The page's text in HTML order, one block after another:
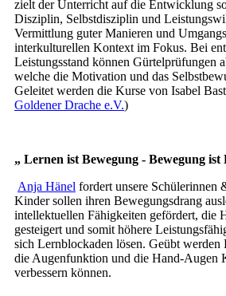
zielt der Unterricht auf die Entwicklung
Disziplin, Selbstdisziplin und
Vermittlung guter Manieren und
interkulturellen Kontext im Fokus. Bei
Leistungsstand können Gürtelprüfungen
welche die Motivation und das
Geleitet werden die Kurse von Isabel
Goldener Drache e.V.)
„ Lernen ist Bewegung - Bewegung ist
Anja Hänel fordert unsere Schülerinnen
Kinder sollen ihren Bewegungsdrang
intellektuellen Fähigkeiten gefördert, die
gesteigert und somit höhere
sich Lernblockaden lösen. Geübt werden
die Augenfunktion und die Hand-Augen
verbessern können.